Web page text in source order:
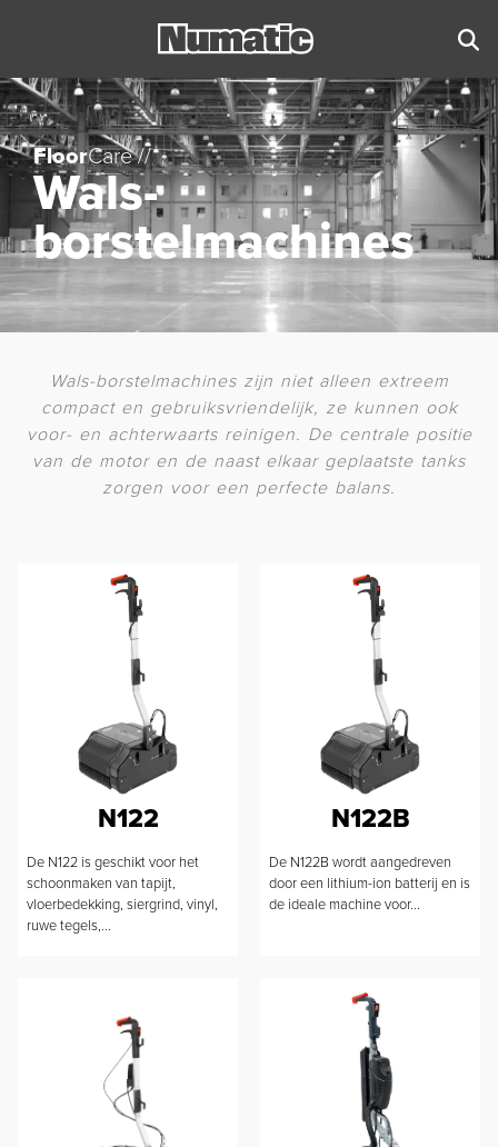
FloorCare //
Wals-
borstelmachines
Wals-borstelmachines zijn niet alleen extreem
compact en gebruiksvriendelijk, ze kunnen ook
voor- en achterwaarts reinigen. De centrale positie
van de motor en de naast elkaar geplaatste tanks
zorgen voor een perfecte balans.
N122
De N122 is geschikt voor het
schoonmaken van tapijt,
vloerbedekking, siergrind, vinyl,
ruwe tegels,...
N122B
De N122B wordt aangedreven
door een lithium-ion batterij en is
de ideale machine voor...